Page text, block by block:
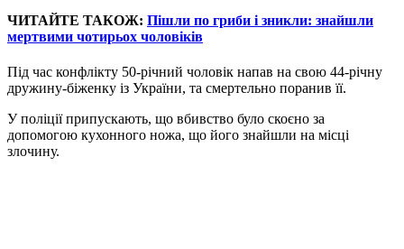
ЧИТАЙТЕ ТАКОЖ: Пішли по гриби і зникли: знайшли
мертвими чотирьох чоловіків
Під час конфлікту 50-річний чоловік напав на свою 44-річну
дружину-біженку із України, та смертельно поранив її.
У поліції припускають, що вбивство було скоєно за
допомогою кухонного ножа, що його знайшли на місці
злочину.